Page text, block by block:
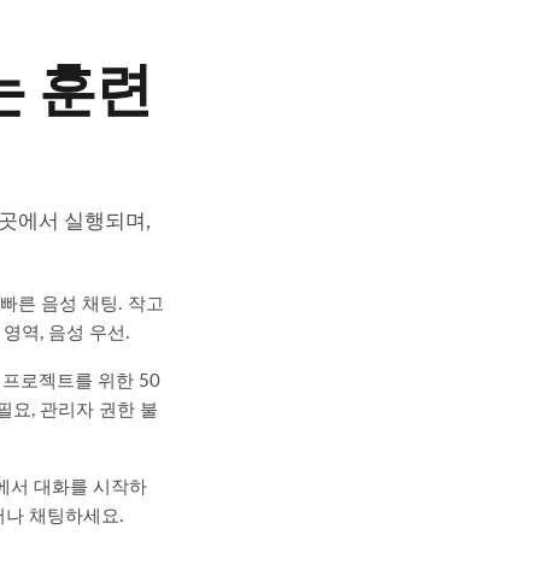
훈련
에서 실행되며,
른 음성 채팅. 작고
역, 음성 우선.
로젝트를 위한 50
요, 관리자 권한 불
서 대화를 시작하
채팅하세요.